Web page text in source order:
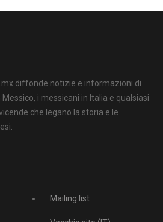
diffonde notizie e informazioni di
i messicani in Italia e qualsiasi
che legano la storia e le
Mailing list